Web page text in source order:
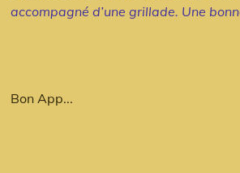
accompagné d’une grillade. Une
Bon App...